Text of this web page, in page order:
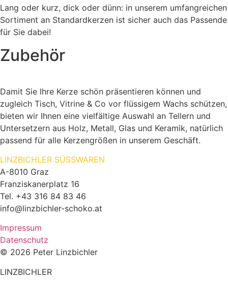
Lang oder kurz, dick oder dünn: in unserem umfangreichen
Sortiment an Standardkerzen ist sicher auch das Passende
für Sie dabei!
Zubehör
Damit Sie Ihre Kerze schön präsentieren können und
zugleich Tisch, Vitrine & Co vor flüssigem Wachs schützen,
bieten wir Ihnen eine vielfältige Auswahl an Tellern und
Untersetzern aus Holz, Metall, Glas und Keramik, natürlich
passend für alle Kerzengrößen in unserem Geschäft.
LINZBICHLER SÜSSWAREN
A-8010 Graz
Franziskanerplatz 16
Tel. +43 316 84 83 46
info@linzbichler-schoko.at
Impressum
Datenschutz
© 2026 Peter Linzbichler
LINZBICHLER